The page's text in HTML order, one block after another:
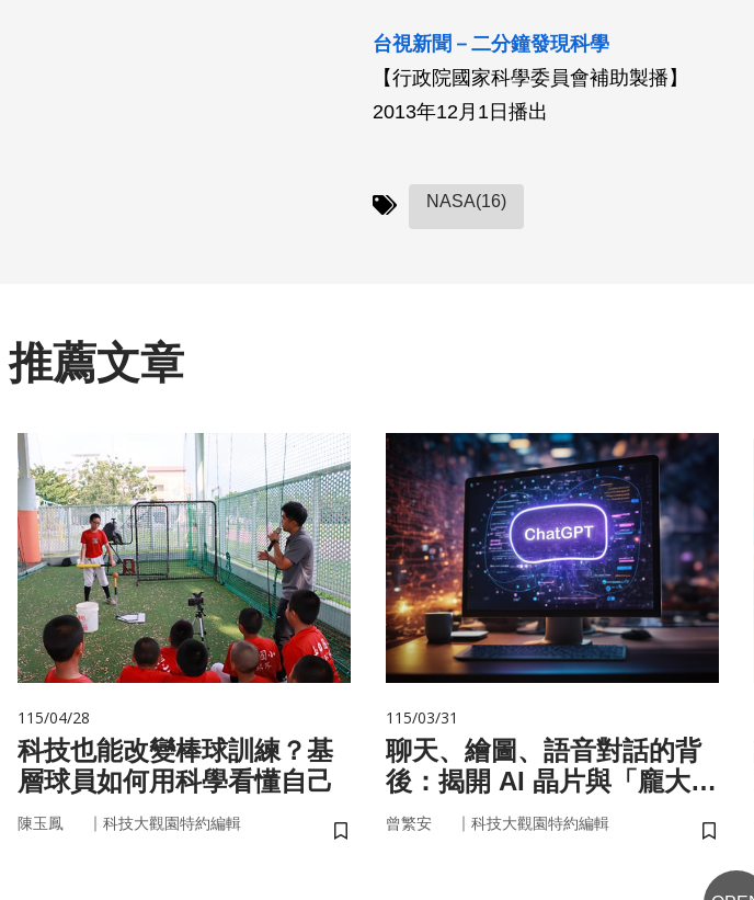
台視新聞－二分鐘發現科學
【行政院國家科學委員會補助製播】
2013年12月1日播出
NASA(16)
推薦文章
115/04/28
科技也能改變棒球訓練？基
層球員如何用科學看懂自己
陳玉鳳 ｜ 科技大觀園特約編輯
儲存書籤
115/03/31
聊天、繪圖、語音對話的背
後：揭開 AI 晶片與「龐大算
力」的真面目
曾繁安 ｜ 科技大觀園特約編輯
儲存